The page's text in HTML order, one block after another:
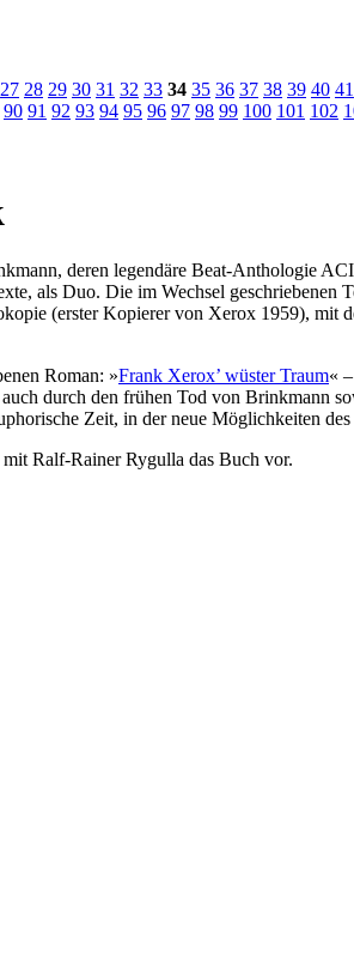
27 28 29 30 31 32 33 34 35 36 37 38 39 40 41
90 91 92 93 94 95 96 97 98 99 100 101 102
deren legendäre Beat-Anthologie
als Duo. Die im Wechsel geschriebenen
(erster Kopierer von Xerox 1959), mit
Roman: »Frank Xerox’ wüster Traum«
durch den frühen Tod von Brinkmann
Zeit, in der neue Möglichkeiten
Ralf-Rainer Rygulla das Buch vor.